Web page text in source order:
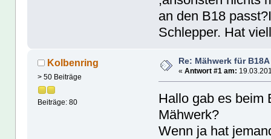
an den B18
Schlepper. Hat
Kolbenring
> 50 Beiträge
Beiträge: 80
Re: Mähwerk für B18A
« Antwort #1 am:
Hallo gab es beim
Mähwerk?
Wenn ja hat